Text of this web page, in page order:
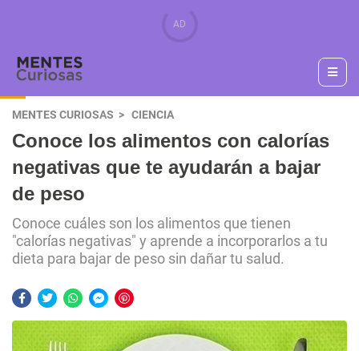
MENTES CURIOSAS CIENCIA
Conoce los alimentos con calorías
negativas que te ayudarán a bajar
de peso
Conoce cuáles son los alimentos que tienen
"calorías negativas" y aprende a incorporarlos a tu
dieta para bajar de peso sin dañar tu salud.